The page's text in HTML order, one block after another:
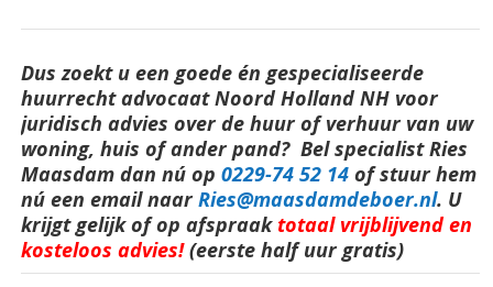
Dus zoekt u een goede én gespecialiseerde
huurrecht advocaat Noord Holland NH voor
juridisch advies over de huur of verhuur van uw
woning, huis of ander pand? Bel specialist Ries
Maasdam dan nú op 0229-74 52 14 of stuur hem
nú een email naar Ries@maasdamdeboer.nl. U
krijgt gelijk of op afspraak totaal vrijblijvend en
kosteloos advies!(eerste half uur gratis)